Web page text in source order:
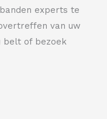
experts te
van uw
belt of bezoek